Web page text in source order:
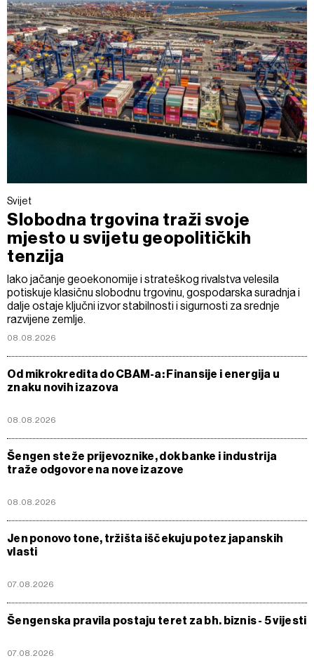
Svijet
Slobodna trgovina traži svoje
mjesto u svijetu geopolitičkih
tenzija
Iako jačanje geoekonomije i strateškog rivalstva velesila
potiskuje klasičnu slobodnu trgovinu, gospodarska suradnja i
dalje ostaje ključni izvor stabilnosti i sigurnosti za srednje
razvijene zemlje.
08.08.2026
Od mikrokredita do CBAM-a: Finansije i energija u
znaku novih izazova
08.08.2026
Šengen steže prijevoznike, dok banke i industrija
traže odgovore na nove izazove
08.08.2026
Jen ponovo tone, tržišta iščekuju potez japanskih
vlasti
07.08.2026
Šengenska pravila postaju teret za bh. biznis - 5 vijesti
07.08.2026